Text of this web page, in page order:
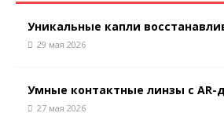
Уникальные капли
29 мая 2026
Умные контактные линзы с AR-
27 мая 2026